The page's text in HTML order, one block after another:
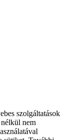
szolgáltatások
nem